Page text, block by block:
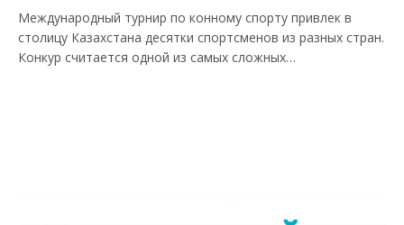
Международный турнир по конному спорту привлек в
столицу Казахстана десятки спортсменов из разных стран.
Конкур считается одной из самых сложных…